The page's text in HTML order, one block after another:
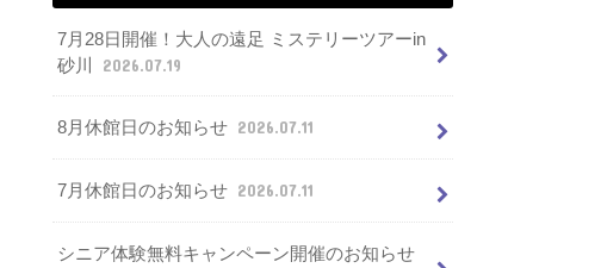
7月28日開催！大人の遠足 ミステリーツアーin
砂川
2026.07.19
8月休館日のお知らせ 2026.07.11
7月休館日のお知らせ 2026.07.11
シニア体験無料キャンペーン開催のお知らせ